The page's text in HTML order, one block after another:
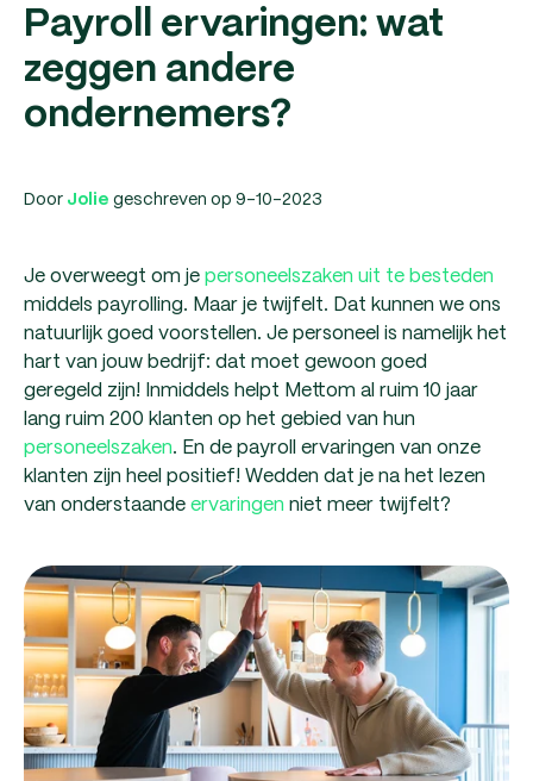
Payroll ervaringen: wat
zeggen andere
ondernemers?
Door Jolie geschreven op 9-10-2023
Je overweegt om jepersoneelszaken uit te besteden
middels payrolling. Maar je twijfelt. Dat kunnen we ons
natuurlijk goed voorstellen. Je personeel is namelijk het
hart van jouw bedrijf: dat moet gewoon goed
geregeld zijn! Inmiddels helpt Mettom al ruim 10 jaar
lang ruim 200 klanten op het gebied van hun
personeelszaken. En de payroll ervaringen van onze
klanten zijn heel positief! Wedden dat je na het lezen
van onderstaandeervaringen niet meer twijfelt?